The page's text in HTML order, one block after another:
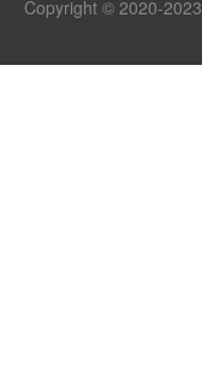
Copyright © 2020-